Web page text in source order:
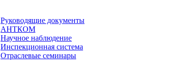
Руководящие документы
АНТКОМ
Научное наблюдение
Инспекционная система
Отраслевые семинары